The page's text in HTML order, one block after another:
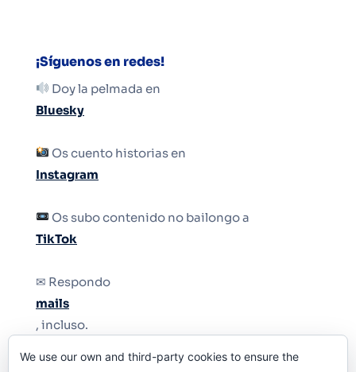
¡Síguenos en redes!
Doy la pelmada en
Bluesky
Os cuento historias en
Instagram
Os subo contenido no bailongo a
TikTok
✉ Respondo
mails
, incluso.
Y si una persona no puede tener teléfono, que
We use our own and third-party cookies to ensure the